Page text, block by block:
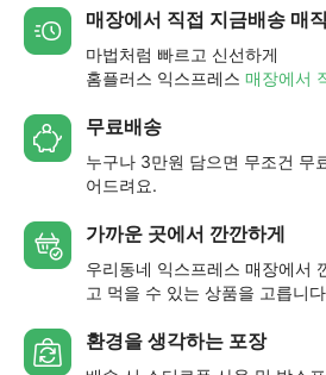
매장에서 직접 지금배송 매
마법처럼 빠르고 신선하게
홈플러스 익스프레스 매장에서
무료배송
누구나 3만원 담으면 무조건 무
어드려요.
가까운 곳에서 깐깐하게
우리동네 익스프레스 매장에서
고 먹을 수 있는 상품을 고릅니
환경을 생각하는 포장